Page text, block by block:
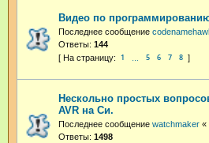
Видео по
Последнее сообщение
Ответы: 144
1 5 6 7 8
Нескольно простых
AVR на Си.
Последнее сообщение watchmaker «
Ответы: 1498